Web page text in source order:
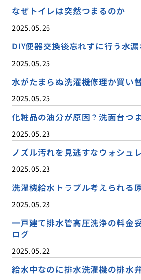
なぜトイレは突然つまるのか
2025.05.26
DIY便器交換後忘れずに行う水
2025.05.25
水がたまらぬ洗濯機修理か買い
2025.05.25
化粧品の油分が原因？洗面台つ
2025.05.23
ノズル汚れを見逃すなウォシュ
2025.05.23
洗濯機給水トラブル考えられる
2025.05.23
一戸建て排水管高圧洗浄の料金
ログ
2025.05.22
給水中なのに排水洗濯機の排水